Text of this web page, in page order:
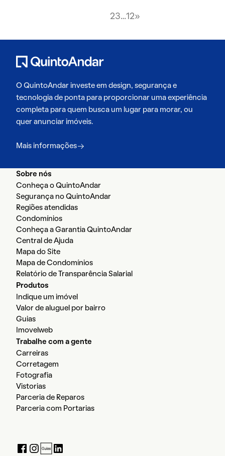
23…12»
Sobre nós
Conheça o QuintoAndar
Segurança no QuintoAndar
Regiões atendidas
Condomínios
Conheça a Garantia QuintoAndar
Central de Ajuda
Mapa do Site
Mapa de Condomínios
Relatório de Transparência Salarial
Produtos
Indique um imóvel
Valor de aluguel por bairro
Guias
Imovelweb
Trabalhe com a gente
Carreiras
Corretagem
Fotografia
Vistorias
Parceria de Reparos
Parceria com Portarias
O QuintoAndar investe em design, segurança e
tecnologia de ponta para proporcionar uma experiência
completa para quem busca um lugar para morar, ou
quer anunciar imóveis.
Mais informações